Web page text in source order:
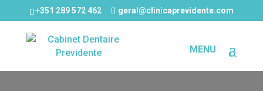
+351 289 572 462 geral@clinicaprevidente.com